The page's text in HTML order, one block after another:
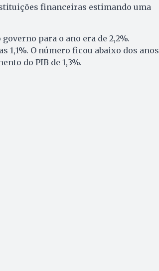
financeiras estimando uma
para o ano era de 2,2%.
1,1%. O número ficou abaixo dos anos
do PIB de 1,3%.